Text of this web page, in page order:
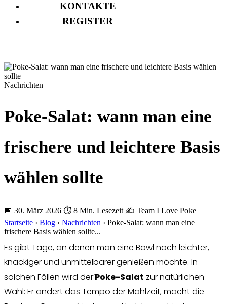
KONTAKTE
REGISTER
Nachrichten
Poke-Salat: wann man eine
frischere und leichtere Basis
wählen sollte
📅 30. März 2026 ⏱ 8 Min. Lesezeit ✍️ Team I Love Poke
Startseite › Blog › Nachrichten › Poke-Salat: wann man eine
frischere Basis wählen sollte...
Es gibt Tage, an denen man eine Bowl noch leichter,
knackiger und unmittelbarer genießen möchte. In
solchen Fällen wird der’Poke-Salat zur natürlichen
Wahl: Er ändert das Tempo der Mahlzeit, macht die